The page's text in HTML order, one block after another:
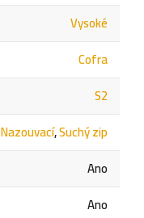
Vysoké
Cofra
S2
Nazouvací,Suchý zip
Ano
Ano